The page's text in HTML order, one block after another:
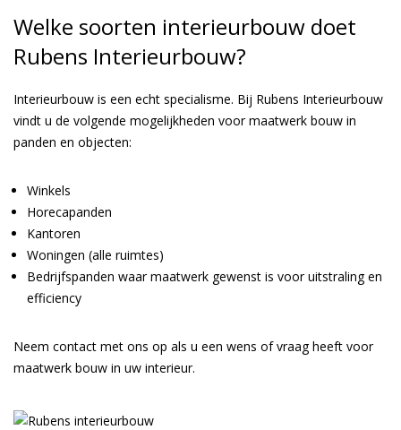
Welke soorten interieurbouw doet
Rubens Interieurbouw?
Interieurbouw is een echt specialisme. Bij Rubens Interieurbouw
vindt u de volgende mogelijkheden voor maatwerk bouw in
panden en objecten:
Winkels
Horecapanden
Kantoren
Woningen (alle ruimtes)
Bedrijfspanden waar maatwerk gewenst is voor uitstraling en
efficiency
Neem contact met ons op als u een wens of vraag heeft voor
maatwerk bouw in uw interieur.